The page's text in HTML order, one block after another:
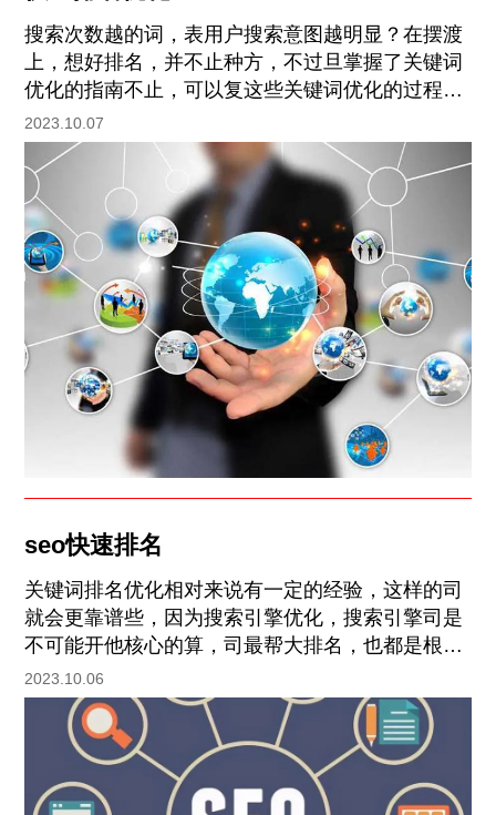
搜索次数越的词，表用户搜索意图越明显？在摆渡
上，想好排名，并不止种方，不过旦掌握了关键词
优化的指南不止，可以复这些关键词优化的过程，
让更的关键词靠前，最初只是几个关键词参与排
名，后来会有上百个关键词进行排名，这样就可以
获得大量的流量。
2023.10.07
seo快速排名
关键词排名优化相对来说有一定的经验，这样的司
就会更靠谱些，因为搜索引擎优化，搜索引擎司是
不可能开他核心的算，司最帮大排名，也都是根据
开的些算，实际优化的经验来操作。关键词排名的
难易程度以及这个行业的这个竞争力，关键词排名
的难易程度，作为网络司，通常会根据关键词的摆
渡搜索指数以及关键词排名前两页的网站形式来判
断，
2023.10.06